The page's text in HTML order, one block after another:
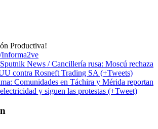
Productiva!
News / Cancillería rusa: Moscú rechaza
contra Rosneft Trading SA (+Tweets)
Comunidades en Táchira y Mérida reportan
y siguen las protestas (+Tweet)